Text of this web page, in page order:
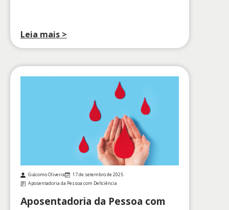
Leia mais >
Giácomo Oliveira
17 de setembro de 2025
Aposentadoria da Pessoa com Deficiência
Aposentadoria da Pessoa com